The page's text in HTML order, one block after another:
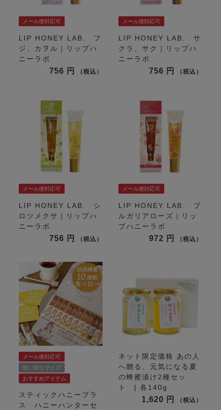
メール便対応可
LIP HONEY LAB. フ
ジ、カヲル｜リップハ
ニーラボ
756 税込
メール便対応可
LIP HONEY LAB. サ
クラ、サク｜リップハ
ニーラボ
756 税込
メール便対応可
LIP HONEY LAB. シ
ロツメクサ｜リップハ
ニーラボ
756 税込
メール便対応可
LIP HONEY LAB. ブ
ルガリアローズ｜リッ
プハニーラボ
972 税込
メール便対応可
使い切りサイズ
おすすめアイテム
スティックハニープラ
ス ハニーハンターセ
ネット限定価格
あの人
へ贈る、元気になる夏
の蜂蜜漬け2種セッ
ト | 各140g
1,620 税込